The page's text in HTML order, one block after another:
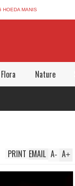
HOEDA MANIS
Flora Nature
A+
A-
EMAIL
PRINT